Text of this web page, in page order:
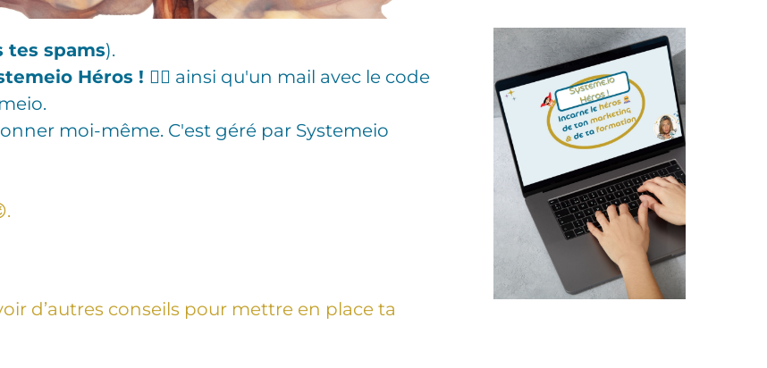
tes spams).
Héros ! 🦸‍♀️ ainsi qu'un mail avec le code
moi-même. C'est géré par Systemeio
d’autres conseils pour mettre en place ta